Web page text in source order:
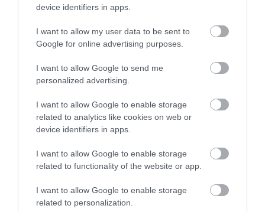
device identifiers in apps.
I want to allow my user data to be sent to
Google for online advertising purposes.
I want to allow Google to send me
personalized advertising.
I want to allow Google to enable storage
related to analytics like cookies on web or
device identifiers in apps.
I want to allow Google to enable storage
related to functionality of the website or app.
I want to allow Google to enable storage
related to personalization.